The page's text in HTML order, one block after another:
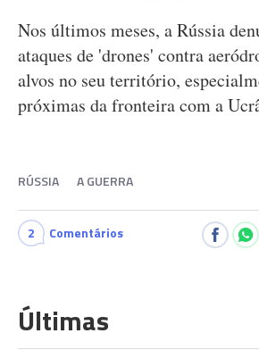
Nos últimos meses, a Rússia
ataques de 'drones' contra
alvos no seu território,
próximas da fronteira com a
RÚSSIA A GUERRA
2 Comentários
Últimas